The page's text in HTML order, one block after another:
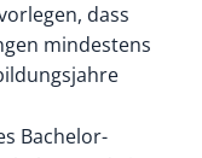
, dass
mindestens
Bachelor-